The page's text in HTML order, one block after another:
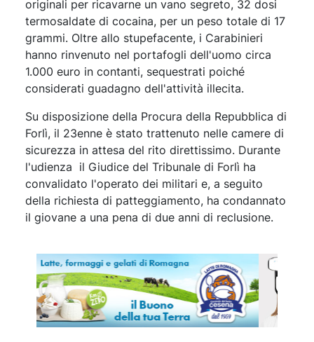
originali per ricavarne un vano segreto, 32 dosi
termosaldate di cocaina, per un peso totale di 17
grammi. Oltre allo stupefacente, i Carabinieri
hanno rinvenuto nel portafogli dell'uomo circa
1.000 euro in contanti, sequestrati poiché
considerati guadagno dell'attività illecita.
Su disposizione della Procura della Repubblica di
Forlì, il 23enne è stato trattenuto nelle camere di
sicurezza in attesa del rito direttissimo. Durante
l'udienza il Giudice del Tribunale di Forlì ha
convalidato l'operato dei militari e, a seguito
della richiesta di patteggiamento, ha condannato
il giovane a una pena di due anni di reclusione.